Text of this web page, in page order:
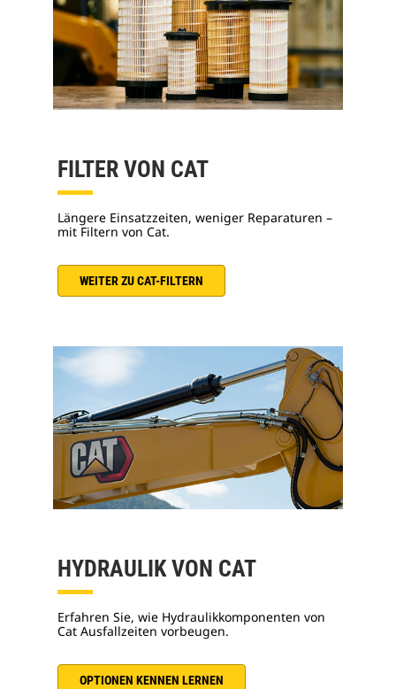
FILTER VON CAT
Längere Einsatzzeiten, weniger Reparaturen –
mit Filtern von Cat.
WEITER ZU CAT-FILTERN
HYDRAULIK VON CAT
Erfahren Sie, wie Hydraulikkomponenten von
Cat Ausfallzeiten vorbeugen.
OPTIONEN KENNEN LERNEN